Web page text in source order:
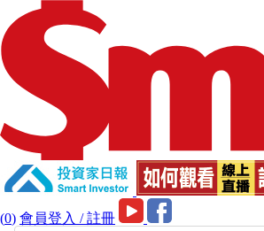
(0) 會員登入 / 註冊